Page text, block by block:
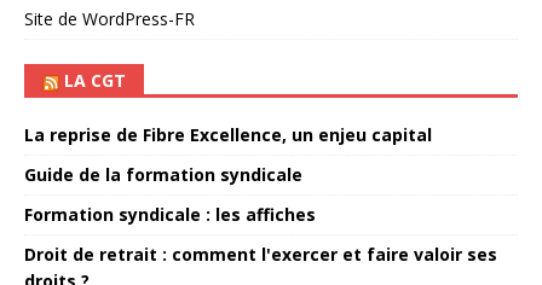
Site de WordPress-FR
LA CGT
La reprise de Fibre Excellence, un enjeu capital
Guide de la formation syndicale
Formation syndicale : les affiches
Droit de retrait : comment l'exercer et faire valoir ses